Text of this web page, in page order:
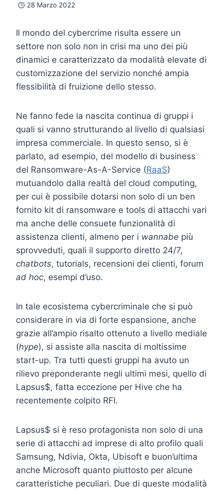
28 Marzo 2022
Il mondo del cybercrime risulta essere un
settore non solo non in crisi ma uno dei più
dinamici e caratterizzato da modalità elevate di
customizzazione del servizio nonché ampia
flessibilità di fruizione dello stesso.
Ne fanno fede la nascita continua di gruppi i
quali si vanno strutturando al livello di qualsiasi
impresa commerciale. In questo senso, si è
parlato, ad esempio, del modello di business
del Ransomware-As-A-Service (RaaS)
mutuandolo dalla realtà del cloud computing,
per cui è possibile dotarsi non solo di un ben
fornito kit di ransomware e tools di attacchi vari
ma anche delle consuete funzionalità di
assistenza clienti, almeno per i wannabe più
sprovveduti, quali il supporto diretto 24/7,
chatbots, tutorials, recensioni dei clienti, forum
ad hoc, esempi d’uso.
In tale ecosistema cybercriminale che si può
considerare in via di forte espansione, anche
grazie all’ampio risalto ottenuto a livello mediale
(hype), si assiste alla nascita di moltissime
start-up. Tra tutti questi gruppi ha avuto un
rilievo preponderante negli ultimi mesi, quello di
Lapsus$, fatta eccezione per Hive che ha
recentemente colpito RFI.
Lapsus$ si è reso protagonista non solo di una
serie di attacchi ad imprese di alto profilo quali
Samsung, Ndivia, Okta, Ubisoft e buon’ultima
anche Microsoft quanto piuttosto per alcune
caratteristiche peculiari. Due di queste modalità